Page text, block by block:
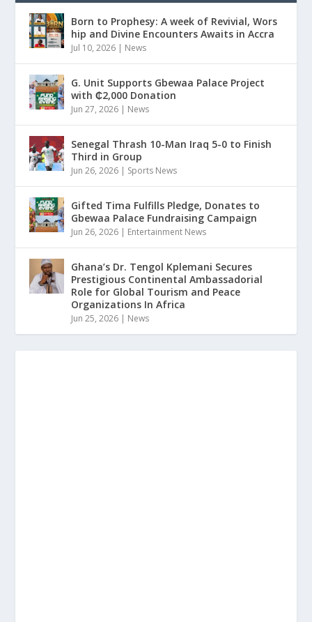
Born to Prophesy: A week of Revivial, Wors
hip and Divine Encounters Awaits in Accra
Jul 10, 2026 | News
G. Unit Supports Gbewaa Palace Project
with ₵2,000 Donation
Jun 27, 2026 | News
Senegal Thrash 10-Man Iraq 5-0 to Finish
Third in Group
Jun 26, 2026 | Sports News
Gifted Tima Fulfills Pledge, Donates to
Gbewaa Palace Fundraising Campaign
Jun 26, 2026 | Entertainment News
Ghana’s Dr. Tengol Kplemani Secures
Prestigious Continental Ambassadorial
Role for Global Tourism and Peace
Organizations In Africa
Jun 25, 2026 | News